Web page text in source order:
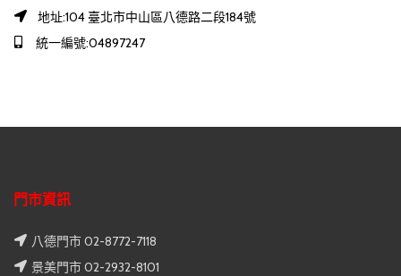
地址:104 臺北市中山區八德路二段184號
統一編號:04897247
門市資訊
八德門市 02-8772-7118
景美門市 02-2932-8101